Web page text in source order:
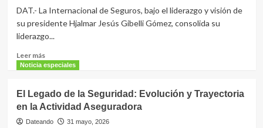
DAT.- La Internacional de Seguros, bajo el liderazgo y visión de
su presidente Hjalmar Jesús Gibelli Gómez, consolida su
liderazgo...
Leer másLeer
más
Jesús
Gibelli
Gómez
Noticia especiales
El Legado de la Seguridad: Evolución y Trayectoria
en la Actividad Aseguradora
Dateando 31 mayo, 2026